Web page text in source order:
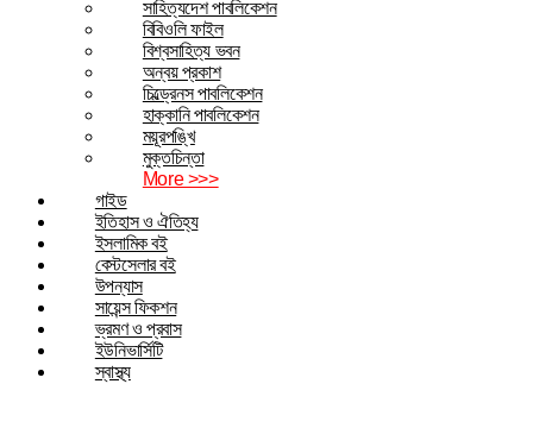
সাহিত্যদেশ পাবলিকেশন
বিবিওলি ফাইল
বিশ্বসাহিত্য ভবন
অন্বয় প্রকাশ
চিল্ড্রেনস পাবলিকেশন
হাক্কানি পাবলিকেশন
ময়ূরপঙ্খি
মুক্তচিন্তা
More >>>
গাইড
ইতিহাস ও ঐতিহ্য
ইসলামিক বই
বেস্টসেলার বই
উপন্যাস
সায়েন্স ফিকশন
ভ্রমণ ও প্রবাস
ইউনিভার্সিটি
স্বাস্থ্য